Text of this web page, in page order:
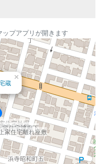
プアプリが開きます
家住宅離れ座敷
家住宅渡廊下
住宅洋館
住宅外塀
線浜寺公園駅駅舎
蔵
×